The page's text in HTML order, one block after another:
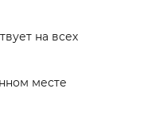
на всех
месте